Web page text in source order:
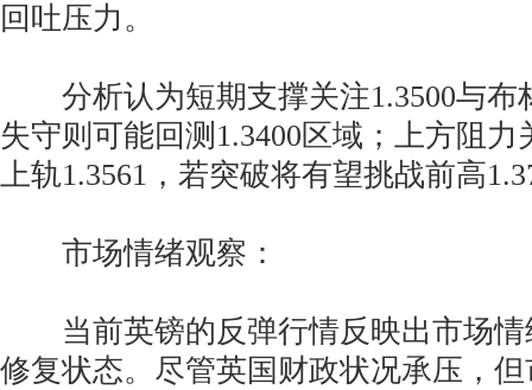
回吐压力。
分析认为短期支撑关注1.3500与布
失守则可能回测1.3400区域；上方阻力
上轨1.3561，若突破将有望挑战前高
市场情绪观察：
当前英镑的反弹行情反映出市场情
修复状态。尽管英国财政状况承压，